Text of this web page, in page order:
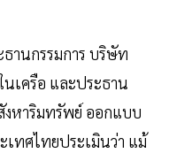
านกรรมการ บริษัท
นเครือ และประธาน
งหาริมทรัพย์ ออกแบบ
เทศไทยประเมินว่า แม้